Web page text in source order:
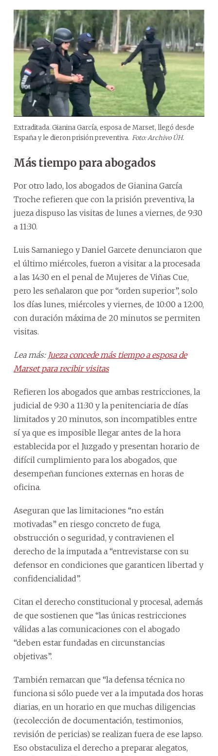
Extraditada. Gianina García, esposa de Marset, llegó desde
España y le dieron prisión preventiva. Foto: Archivo ÚH.
Más tiempo para abogados
Por otro lado, los abogados de Gianina García
Troche refieren que con la prisión preventiva, la
jueza dispuso las visitas de lunes a viernes, de 9:30
a 11:30.
Luis Samaniego y Daniel Garcete denunciaron que
el último miércoles, fueron a visitar a la procesada
a las 14:30 en el penal de Mujeres de Viñas Cue,
pero les señalaron que por “orden superior”, solo
los días lunes, miércoles y viernes, de 10:00 a 12:00,
con duración máxima de 20 minutos se permiten
visitas.
Lea más: Jueza concede más tiempo a esposa de
Marset para recibir visitas
Refieren los abogados que ambas restricciones, la
judicial de 9:30 a 11:30 y la penitenciaria de días
limitados y 20 minutos, son incompatibles entre
sí ya que es imposible llegar antes de la hora
establecida por el Juzgado y presentan horario de
difícil cumplimiento para los abogados, que
desempeñan funciones externas en horas de
oficina.
Aseguran que las limitaciones “no están
motivadas” en riesgo concreto de fuga,
obstrucción o seguridad, y contravienen el
derecho de la imputada a “entrevistarse con su
defensor en condiciones que garanticen libertad y
confidencialidad”.
Citan el derecho constitucional y procesal, además
de que sostienen que “las únicas restricciones
válidas a las comunicaciones con el abogado
“deben estar fundadas en circunstancias
objetivas”.
También remarcan que “la defensa técnica no
funciona si sólo puede ver a la imputada dos horas
diarias, en un horario en que muchas diligencias
(recolección de documentación, testimonios,
revisión de pericias) se realizan fuera de ese lapso.
Eso obstaculiza el derecho a preparar alegatos,